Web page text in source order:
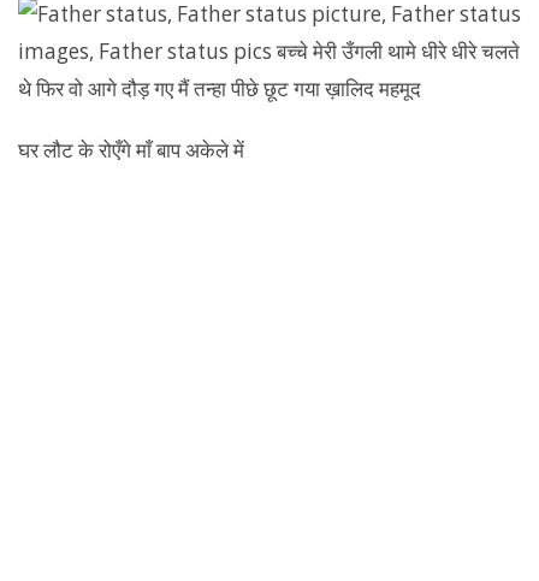
घर लौट के रोएँगे माँ बाप अकेले में